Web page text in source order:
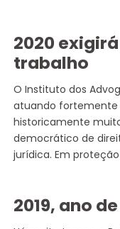
2020
trabalho
O Instituto dos
atuando fortemente
historicamente
democrático de
jurídica. Em
2019, ano